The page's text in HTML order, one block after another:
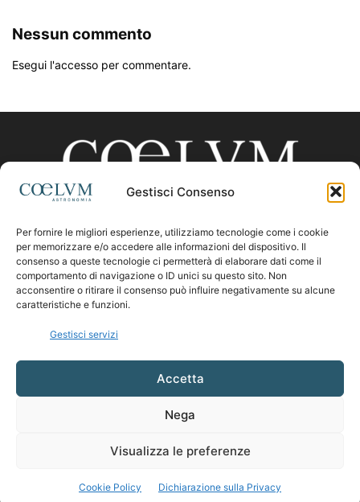
Gestisci Consenso
Per fornire le migliori esperienze, utilizziamo tecnologie come i cookie
per memorizzare e/o accedere alle informazioni del dispositivo. Il
consenso a queste tecnologie ci permetterà di elaborare dati come il
comportamento di navigazione o ID unici su questo sito. Non
acconsentire o ritirare il consenso può influire negativamente su alcune
caratteristiche e funzioni.
Gestisci servizi
Accetta
Nega
Visualizza le preferenze
Cookie Policy Dichiarazione sulla Privacy
Nessun commento
Esegui l'accesso per commentare.
CHI SIAMO
Contattaci:coelumastro@coelum.com